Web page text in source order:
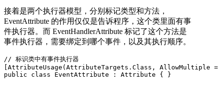
接着是两个执行器模型，分别标记类型和方法，
EventAttribute 的作用仅仅是告诉程序，这个类里面有事
件执行器。而 EventHandlerAttribute 标记了这个方法是
事件执行器，需要绑定到哪个事件，以及其执行顺序。
// 标识类中有事件执行器
[AttributeUsage(AttributeTargets.Class,
public class EventAttribute : Attribute { }